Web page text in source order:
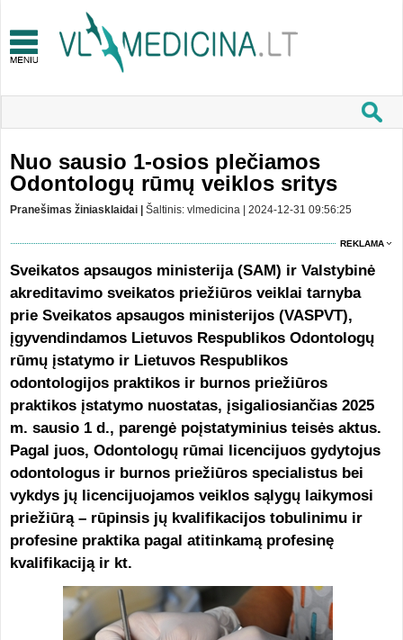
Nuo sausio 1-osios plečiamos
Odontologų rūmų veiklos sritys
Pranešimas žiniasklaidai | Šaltinis: vlmedicina | 2024-12-31 09:56:25
REKLAMA
Sveikatos apsaugos ministerija (SAM) ir Valstybinė
akreditavimo sveikatos priežiūros veiklai tarnyba
prie Sveikatos apsaugos ministerijos (VASPVT),
įgyvendindamos Lietuvos Respublikos Odontologų
rūmų įstatymo ir Lietuvos Respublikos
odontologijos praktikos ir burnos priežiūros
praktikos įstatymo nuostatas, įsigaliosiančias 2025
m. sausio 1 d., parengė poįstatyminius teisės aktus.
Pagal juos, Odontologų rūmai licencijuos gydytojus
odontologus ir burnos priežiūros specialistus bei
vykdys jų licencijuojamos veiklos sąlygų laikymosi
priežiūrą – rūpinsis jų kvalifikacijos tobulinimu ir
profesine praktika pagal atitinkamą profesinę
kvalifikaciją ir kt.